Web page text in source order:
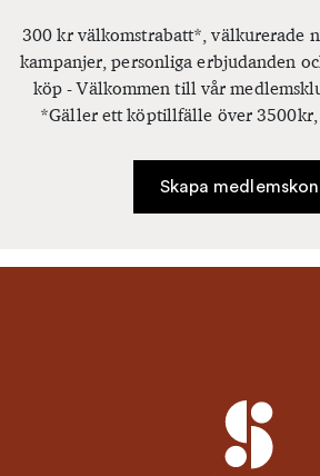
300 kr välkomstrabatt*, välkurerade
kampanjer, personliga erbjudanden
köp - Välkommen till vår
*Gäller ett köptillfälle över 3500kr,
Skapa